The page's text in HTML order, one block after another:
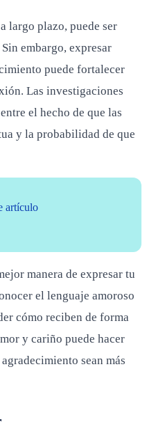
largo plazo, puede ser
embargo, expresar
puede fortalecer
Las investigaciones
el hecho de que las
y la probabilidad de que
artículo
manera de expresar tu
el lenguaje amoroso
cómo reciben de forma
y cariño puede hacer
sean más